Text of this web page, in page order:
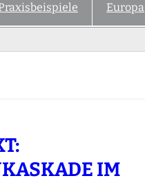
Europa
IM